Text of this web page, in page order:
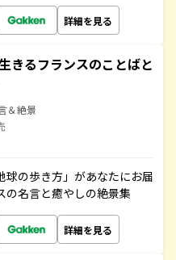
詳細を見る
きるフランスのことばと
＆絶景
の歩き方」があなたにお届
の名言と癒やしの絶景集
詳細を見る